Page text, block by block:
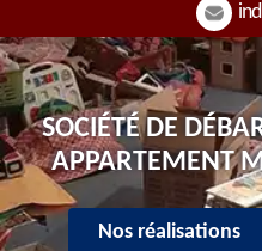
SOCIÉTÉ DE
APPARTEMENT
Nos réalisations